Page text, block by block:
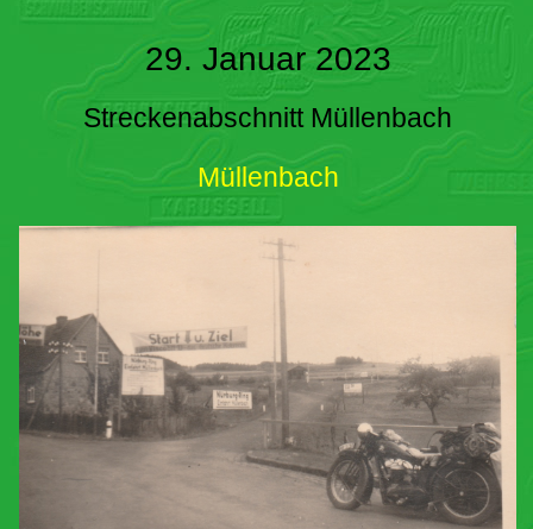
29. Januar 2023
Streckenabschnitt Müllenbach
Müllenbach